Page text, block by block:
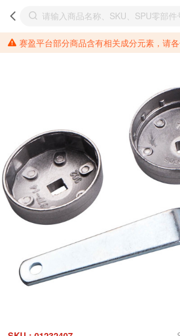
赛盈平台部分商品含有相关成分元素，请各位分销商需提前了解产品材质情况，并针对其做好相关的风险把控，以免造成不必要的损失。 *美国加州65法案进一步规定了对于仅包含致癌物质，仅包含致生殖毒性物质，同时包含致癌物质和致生殖毒性物质，亦或是包含某一物质即为致癌物质又为致生殖毒性物质的产品的警示标语要求。 *新法案提供的警示标语修订并不是强制实施的，其只是避免昂贵诉讼的一种有效的方法。只要企业在保证其使用的另外的警示标语是“清晰和合理”并符合加州65法案要求的，那也是可以被接受的。*请充分了解第三方销售平台对商品上架规要求，并根据对应平台规则调整相关商品信息后进行上架，以免造成您不必要损失。 汽配产品上架注意事项： 不同第三方平台对于适配车型等信息的填写要求各有不同。例如：亚马逊明